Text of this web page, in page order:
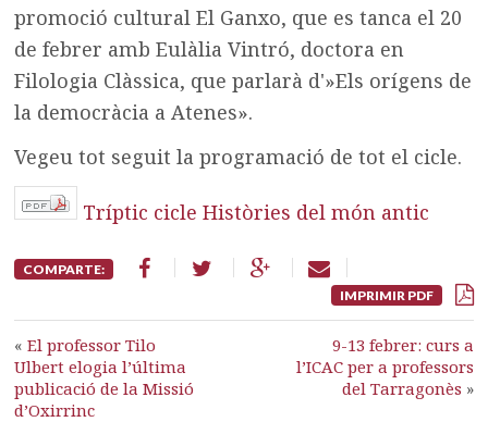
promoció cultural El Ganxo, que es tanca el 20
de febrer amb Eulàlia Vintró, doctora en
Filologia Clàssica, que parlarà d'»Els orígens de
la democràcia a Atenes».
Vegeu tot seguit la programació de tot el cicle.
Tríptic cicle Històries del món antic
COMPARTE:
IMPRIMIR PDF
«El professor Tilo
Ulbert elogia l’última
publicació de la Missió
d’Oxirrinc
9-13 febrer: curs a
l’ICAC per a professors
del Tarragonès »